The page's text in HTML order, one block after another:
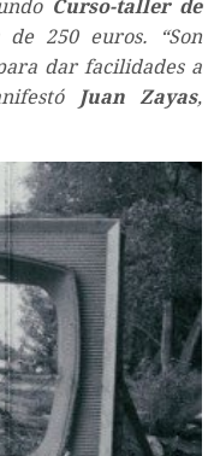
Curso-taller de
250 euros. “Son
dar facilidades a
Juan Zayas,